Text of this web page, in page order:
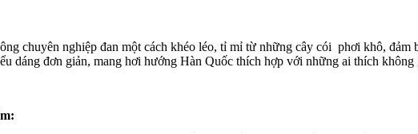
chuyên nghiệp đan một cách khéo léo, tỉ mỉ từ những cây cói phơi khô, đảm
dáng đơn giản, mang hơi hướng Hàn Quốc thích hợp với những ai thích không